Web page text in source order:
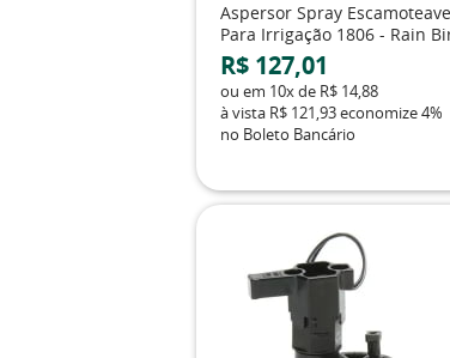
Aspersor Spray
Para Irrigação 1806 - Rain
R$ 127,01
ou em 10xde R$ 14,88
à vista R$ 121,93economize4%
no Boleto Bancário